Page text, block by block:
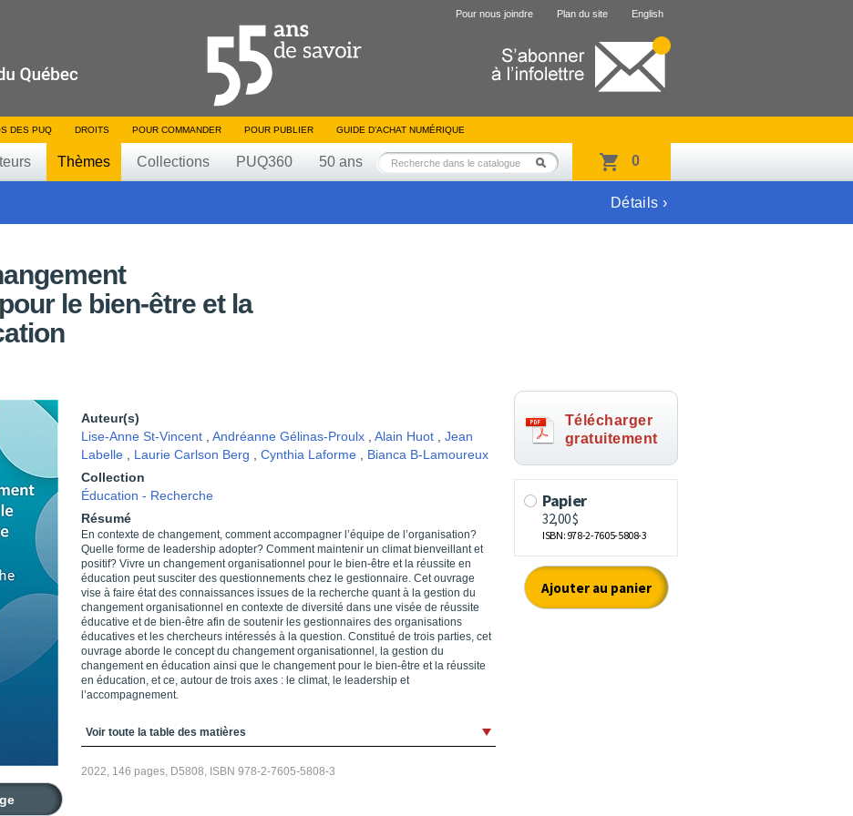
Pour nous joindre Plan du site English
DES PUQ DROITS POUR COMMANDER POUR PUBLIER GUIDE D’ACHAT NUMÉRIQUE
Thèmes Collections PUQ360 50 ans 0
Détails ›
le bien-être et la
Auteur(s)
Lise-Anne St-Vincent
Andréanne Gélinas-Proulx Alain Huot
Jean
Labelle
Laurie Carlson Berg Cynthia Laforme
Bianca B-Lamoureux
Collection
Éducation - Recherche
Résumé
En contexte de changement, comment accompagner l’équipe de l’organisation?
Quelle forme de leadership adopter? Comment maintenir un climat bienveillant et
positif? Vivre un changement organisationnel pour le bien-être et la réussite en
éducation peut susciter des questionnements chez le gestionnaire. Cet ouvrage
vise à faire état des connaissances issues de la recherche quant à la gestion du
changement organisationnel en contexte de diversité dans une visée de réussite
éducative et de bien-être afin de soutenir les gestionnaires des organisations
éducatives et les chercheurs intéressés à la question. Constitué de trois parties, cet
ouvrage aborde le concept du changement organisationnel, la gestion du
changement en éducation ainsi que le changement pour le bien-être et la réussite
en éducation, et ce, autour de trois axes : le climat, le leadership et
l’accompagnement.
Table des matières
Voir toute la table des matières
2022, 146 pages, D5808, ISBN 978-2-7605-5808-3
Télécharger
gratuitement